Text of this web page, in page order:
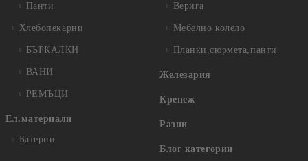
Панти
Хлебопекарни
БЪРКАЛКИ
ВАНИ
РЕМЪЦИ
Ел.материали
Батерии
Верига
Мебелно колело
Планки,сюрмета,панти
Железария
Крепеж
Разни
Блог категории